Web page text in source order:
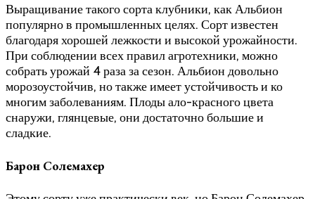
Выращивание такого сорта клубники, как Альбион
популярно в промышленных целях. Сорт известен
благодаря хорошей лежкости и высокой урожайности.
При соблюдении всех правил агротехники, можно
собрать урожай 4 раза за сезон. Альбион довольно
морозоустойчив, но также имеет устойчивость и ко
многим заболеваниям. Плоды ало-красного цвета
снаружи, глянцевые, они достаточно большие и
сладкие.
Барон Солемахер